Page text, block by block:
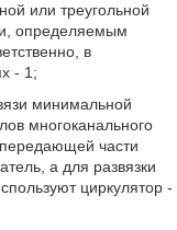
или треугольной
определяемым
в
- 1;
минимальной
многоканального
части
а для развязки
циркулятор -